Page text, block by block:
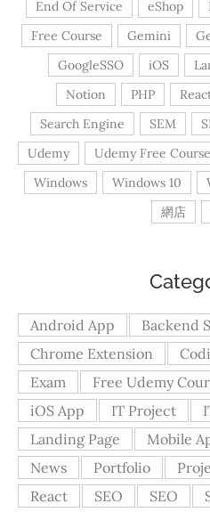
End Of Service
eShop
Free Course
Gemini
GoogleSSO
iOS
Notion
PHP
Search Engine
SEM
Udemy
Udemy Free Course
Windows
Windows 10
網店
Android App
Backend
Chrome Extension
Exam
Free Udemy
iOS App
IT Project
Landing Page
Mobile
News
Portfolio
React
SEO SEO